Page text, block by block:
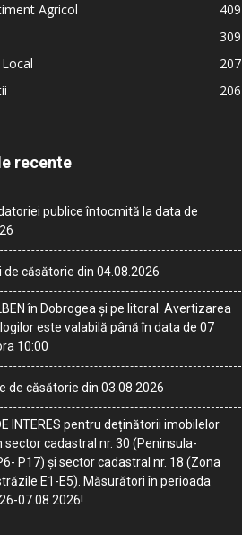
Agricol
409
309
207
206
recente
publice întocmită la data de
de căsătorie din 04.08.2026
în Dobrogea și pe litoral. Avertizarea
este valabilă până în data de 07
10:00
de căsătorie din 03.08.2026
INTERES pentru deținătorii imobilelor
sector cadastral nr. 30 (Peninsula-
P17) și sector cadastral nr. 18 (Zona
E1-E5). Măsurători în perioada
07.08.2026!